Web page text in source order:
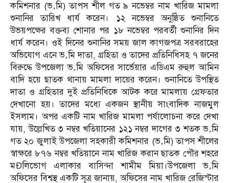
কমিশনার (ভ‚মি) তাপস শীল গত ৯ নভেম্বর নাম খারিজ মামলা
শুনানির তারিখ ধার্য করেন। ১২ নভেম্বর অনুষ্ঠিত শুনানিতে
উভয়পক্ষের বক্তব্য শোনার পর ১৮ নভেম্বর পরবর্তী শুনানির দিন
ধার্য করেন। ওই দিনের শুনানির সময় জাল কাগজপত্র সরবরাহের
অভিযোগ এনে ভ‚মি দাতা, গ্রহিতা ও তাদের প্রতিনিধিসহ ৭ জনের
বিরুদ্ধে উপজেলা ভ‚মি অফিসের সার্ভেয়ার এডিএম রুহুল আমিন
বাদি হয়ে ছাতক থানায় মামলা দায়ের করেন। শুনানিতে উপস্থিত
দাতা ও গ্রহিতার দুই প্রতিনিধিকে আটক করে মামলায় গ্রেফতার
দেখানো হয়। তাদের মধ্যে একজন স্থানীয় সাংবাদিক নাজমুল
ইসলাম। অপর একটি নাম খারিজ মামলা পর্যালোচনা করে দেখা
যায়, উল্লেখিত ৩ নম্বর খতিয়ানের ১২১ নম্বর দাগের ৩ শতক ভ‚মি
গত ২০ জুলাই উপজেলা সহকারী কমিশনার (ভ‚মি) তাপস শীলের
স্বাক্ষরে ৮৭৬ নম্বর খতিয়ানে নাম খারিজ করান ছাতক পৌর শহরে
মÐলিভোগ এলাকার বাসিন্দা শামীম মিয়া।উপজেলা ভ‚মি
অফিসের বিশ্বস্থ একটি সূত্র জানায়, অফিসের নাম খারিজ রেজিস্টার